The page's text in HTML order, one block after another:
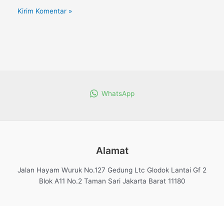
WhatsApp
Alamat
Jalan Hayam Wuruk No.127 Gedung Ltc Glodok Lantai Gf 2
Blok A11 No.2 Taman Sari Jakarta Barat 11180